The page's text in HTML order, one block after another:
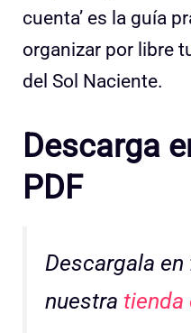
cuenta’ es la guía
organizar por libre
del Sol Naciente.
Descarga
PDF
Descargala en
nuestra tienda